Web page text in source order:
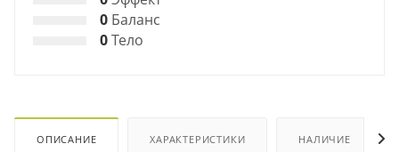
0 Баланс
0Тело
ОПИСАНИЕ ХАРАКТЕРИСТИКИ НАЛИЧИЕ